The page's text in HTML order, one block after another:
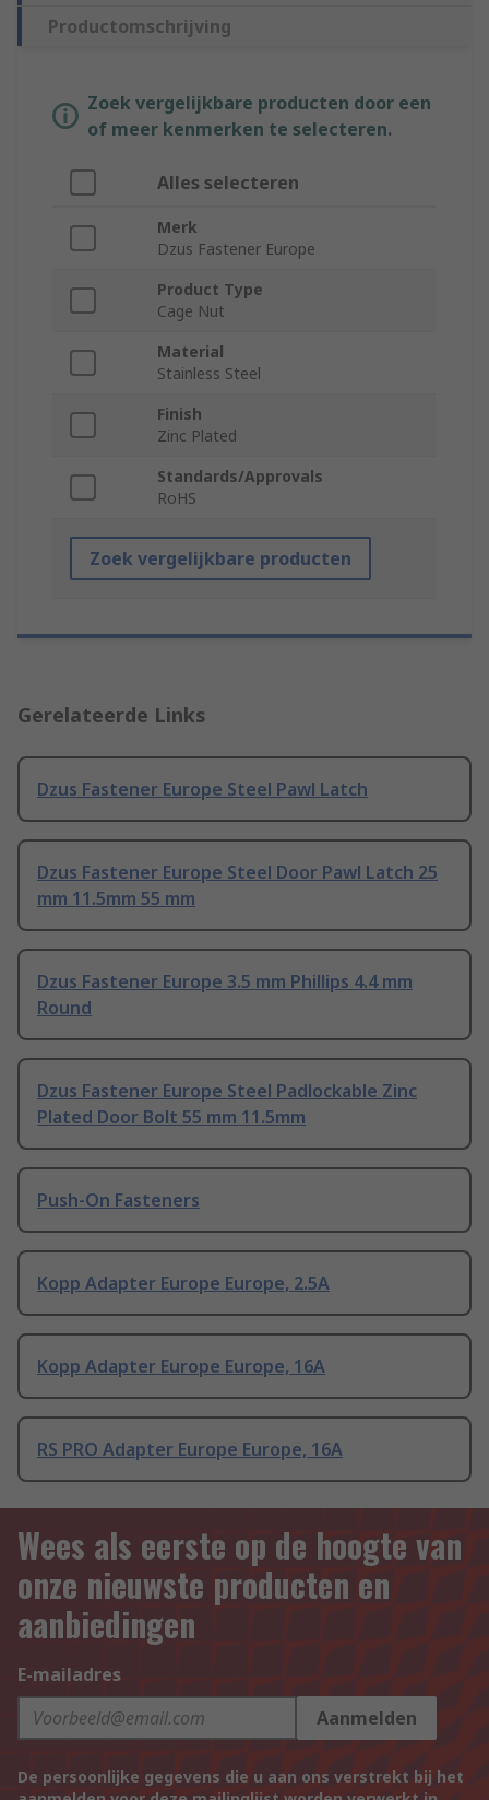
Productomschrijving
Zoek vergelijkbare producten door een
of meer kenmerken te selecteren.
Alles selecteren
Merk
Dzus Fastener Europe
Product Type
Cage Nut
Material
Stainless Steel
Finish
Zinc Plated
Standards/Approvals
RoHS
Zoek vergelijkbare producten
Gerelateerde Links
Dzus Fastener Europe Steel Pawl Latch
Dzus Fastener Europe Steel Door Pawl Latch 25
mm 11.5mm 55 mm
Dzus Fastener Europe 3.5 mm Phillips 4.4 mm
Round
Dzus Fastener Europe Steel Padlockable Zinc
Plated Door Bolt 55 mm 11.5mm
Push-On Fasteners
Kopp Adapter Europe Europe, 2.5A
Kopp Adapter Europe Europe, 16A
RS PRO Adapter Europe Europe, 16A
Wees als eerste op de hoogte van
onze nieuwste producten en
aanbiedingen
E-mailadres
Aanmelden
De persoonlijke gegevens die u aan ons verstrekt bij het